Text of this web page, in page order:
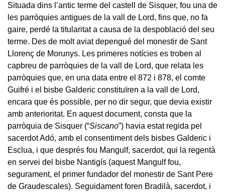
Situada dins l’antic terme del castell de Sisquer, fou una de
les parròquies antigues de la vall de Lord, fins que, no fa
gaire, perdé la titularitat a causa de la despoblació del seu
terme. Des de molt aviat depengué del monestir de Sant
Llorenç de Morunys. Les primeres notícies es troben al
capbreu de parròquies de la vall de Lord, que relata les
parròquies que, en una data entre el 872 i 878, el comte
Guifré i el bisbe Galderic constituïren a la vall de Lord,
encara que és possible, per no dir segur, que devia existir
amb anterioritat. En aquest document, consta que la
parròquia de Sisquer (“Siscano”) havia estat regida pel
sacerdot Adó, amb el consentiment dels bisbes Galderic i
Esclua, i que després fou Mangulf, sacerdot, qui la regentà
en servei del bisbe Nantigís (aquest Mangulf fou,
segurament, el primer fundador del monestir de Sant Pere
de Graudescales). Seguidament foren Bradilà, sacerdot, i